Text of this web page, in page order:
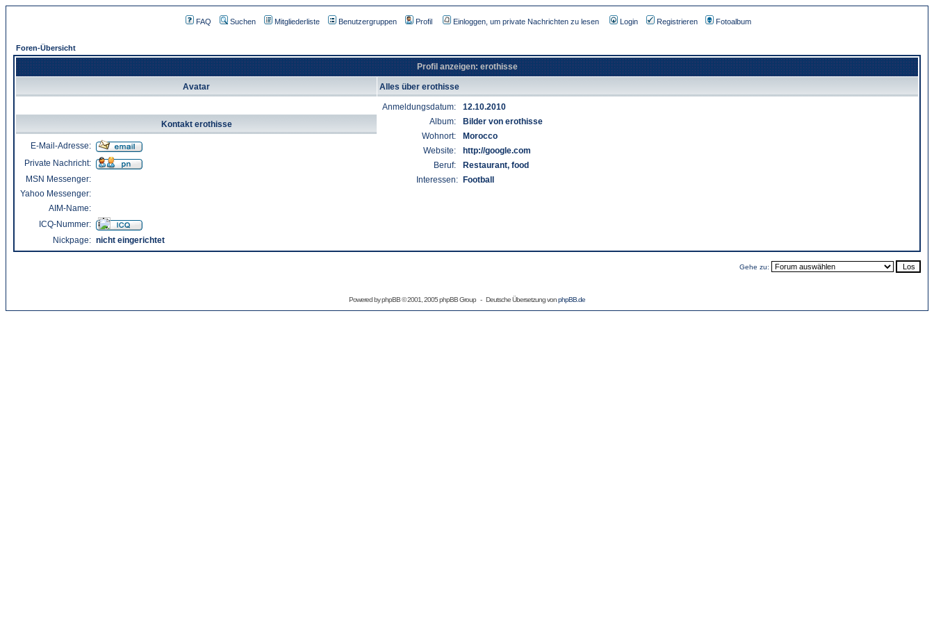
FAQ Suchen Mitgliederliste Benutzergruppen Profil Einloggen, um private Nachrichten zu lesen Login Registrieren Fotoalbum
Foren-Übersicht
Profil anzeigen: erothisse
Avatar Alles über erothisse
Anmeldungsdatum:
12.10.2010
Album:
Bilder von erothisse
Wohnort:
Morocco
Website:
http://google.com
Beruf:
Restaurant, food
Interessen:
Football
Kontakt erothisse
E-Mail-Adresse:
Private Nachricht:
MSN Messenger:
Yahoo Messenger:
AIM-Name:
ICQ-Nummer:
Nickpage: nicht eingerichtet
Gehe zu:
Powered byphpBB© 2001, 2005 phpBB Group - Deutsche Übersetzung vonphpBB.de